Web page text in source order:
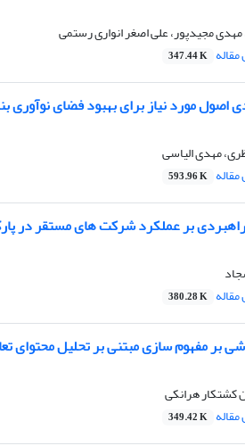
مهدی مجیدپور، علی اصغر انواری رستمی
347.44 K
اصول مورد نیاز برای بهبود فضای نوآوری
مهدی الیاسی
593.96 K
بر عملکرد شرکت های مستقر در
380.28 K
بر مفهوم سازی مبتنی بر تحلیل محتوای
کشتکار هرانکی
349.42 K